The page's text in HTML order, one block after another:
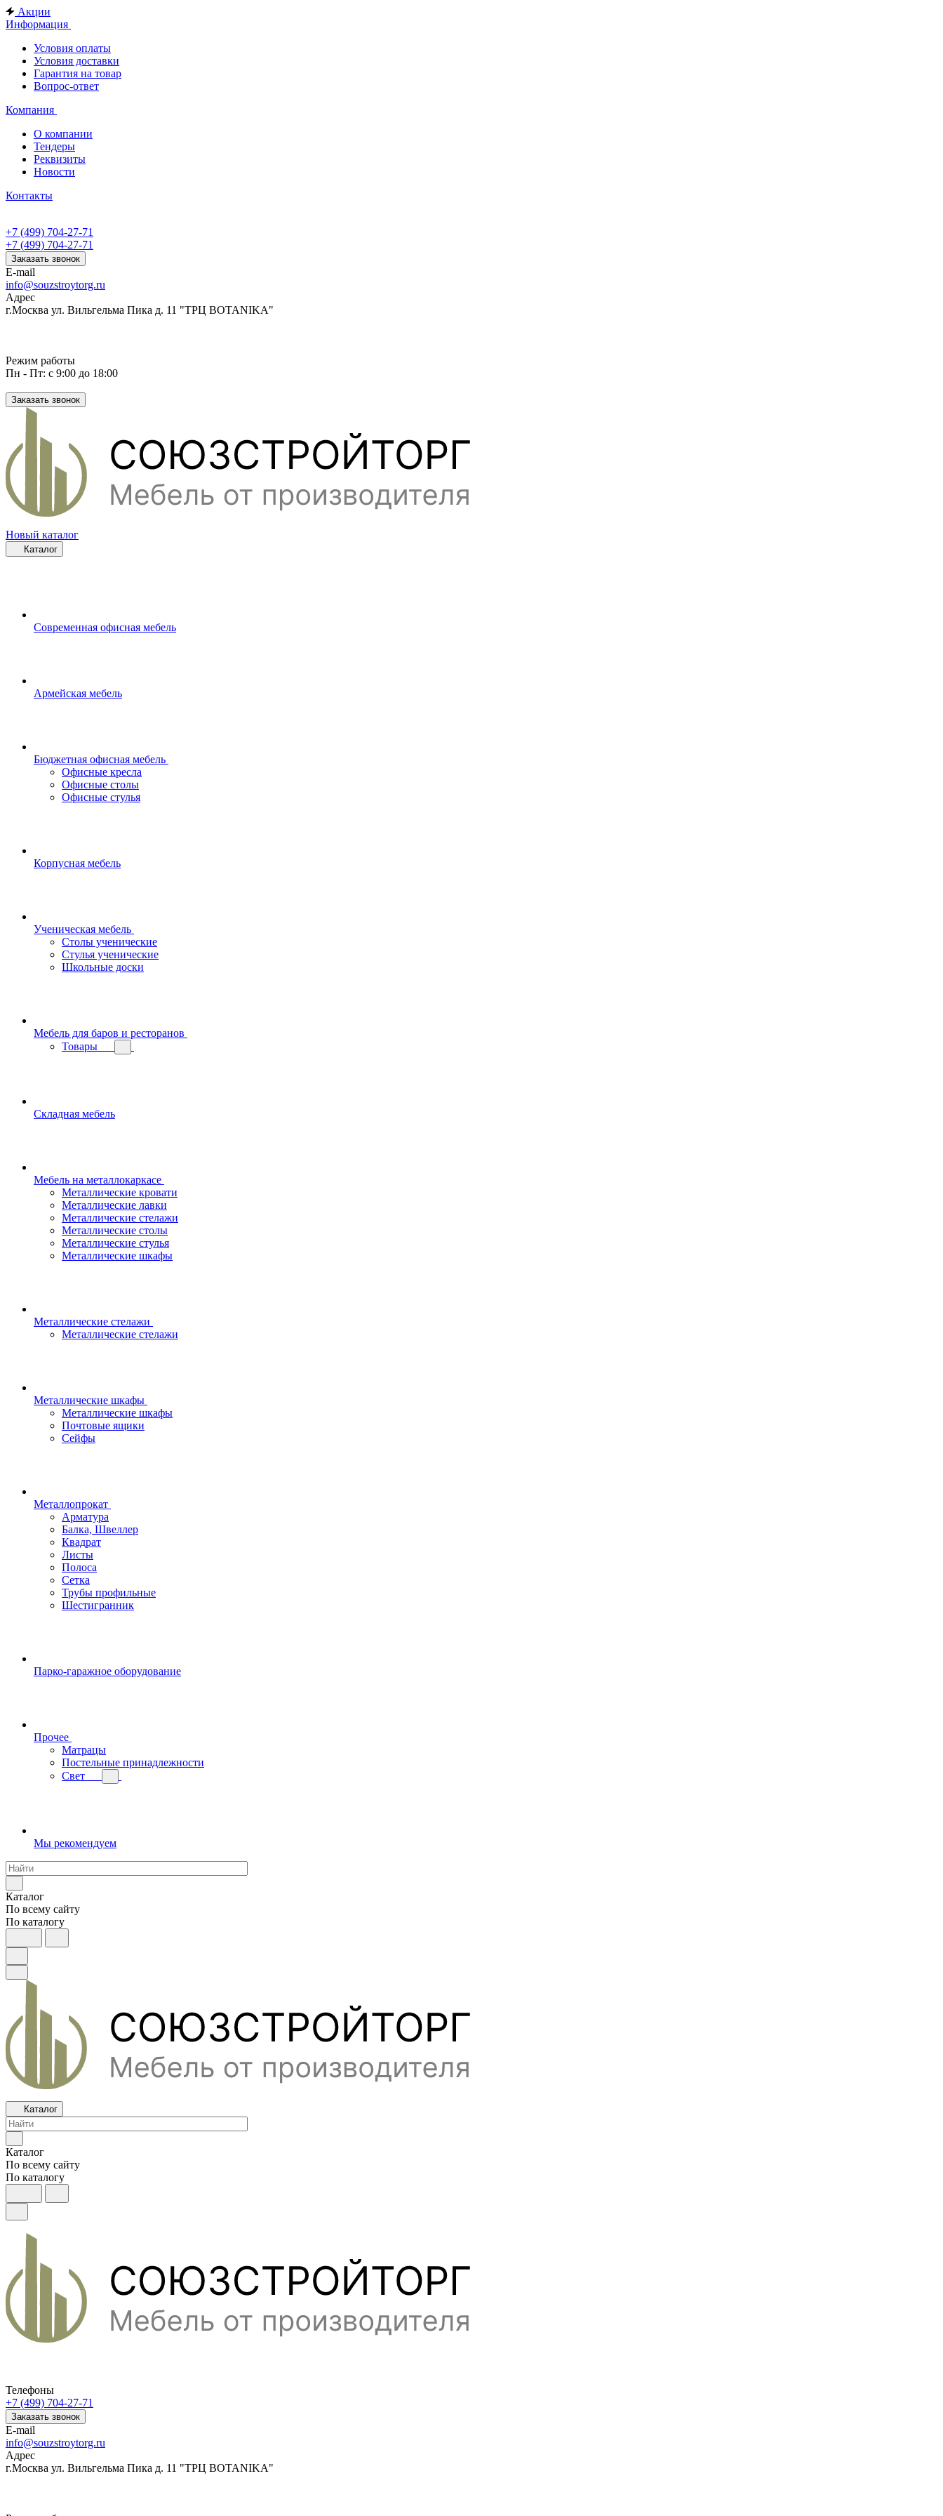
Акции
Информация
Условия оплаты
Условия доставки
Гарантия на товар
Вопрос-ответ
Компания
О компании
Тендеры
Реквизиты
Новости
Контакты
+7 (499) 704-27-71
+7 (499) 704-27-71
Заказать звонок
E-mail
info@souzstroytorg.ru
Адрес
г.Москва ул. Вильгельма Пика д. 11 "ТРЦ BOTANIKA"
Режим работы
Пн - Пт: с 9:00 до 18:00
Заказать звонок
Новый каталог
Каталог
Современная офисная мебель
Армейская мебель
Бюджетная офисная мебель
Офисные кресла
Офисные столы
Офисные стулья
Корпусная мебель
Ученическая мебель
Столы ученические
Стулья ученические
Школьные доски
Мебель для баров и ресторанов
Товары
Складная мебель
Мебель на металлокаркасе
Металлические кровати
Металлические лавки
Металлические стелажи
Металлические столы
Металлические стулья
Металлические шкафы
Металлические стелажи
Металлические стелажи
Металлические шкафы
Металлические шкафы
Почтовые ящики
Сейфы
Металлопрокат
Арматура
Балка, Швеллер
Квадрат
Листы
Полоса
Сетка
Трубы профильные
Шестигранник
Парко-гаражное оборудование
Прочее
Матрацы
Постельные принадлежности
Свет
Мы рекомендуем
Каталог
По всему сайту
По каталогу
Каталог
Каталог
По всему сайту
По каталогу
Телефоны
+7 (499) 704-27-71
Заказать звонок
E-mail
info@souzstroytorg.ru
Адрес
г.Москва ул. Вильгельма Пика д. 11 "ТРЦ BOTANIKA"